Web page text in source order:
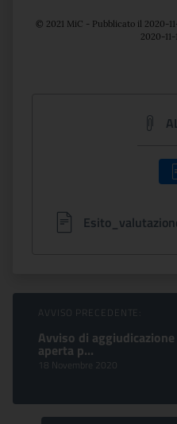
© 2021 MiC - Pubblicato il 2020-
2020-11-
Sfoglia comunicati
AVVISO PRECEDENTE:
Avviso di
aperta p...
18 Novembre 2020